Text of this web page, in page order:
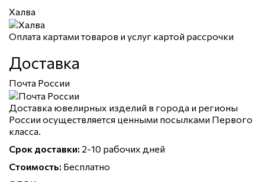
Халва
Оплата картами товаров и услуг картой рассрочки
Доставка
Почта России
Доставка ювелирных изделий в города и регионы
России осуществляется ценными посылками Первого
класса.
Срок доставки: 2-10 рабочих дней
Стоимость: Бесплатно